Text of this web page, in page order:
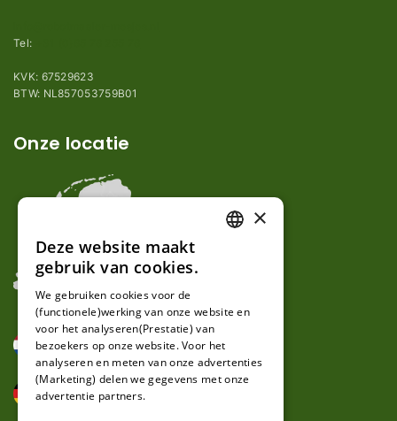
Tel:
KVK: 67529623
BTW: NL857053759B01
Onze locatie
GERMAN
×
Deze website maakt
gebruik van cookies.
We gebruiken cookies voor de
(functionele)werking van onze website en
voor het analyseren(Prestatie) van
bezoekers op onze website. Voor het
analyseren en meten van onze advertenties
(Marketing) delen we gegevens met onze
advertentie partners.